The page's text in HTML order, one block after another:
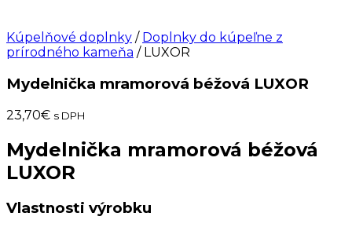
Kúpelňové doplnky / Doplnky do kúpeľne z
prírodného kameňa / LUXOR
Mydelnička mramorová béžová LUXOR
23,70€ s DPH
Mydelnička mramorová béžová
LUXOR
Vlastnosti výrobku